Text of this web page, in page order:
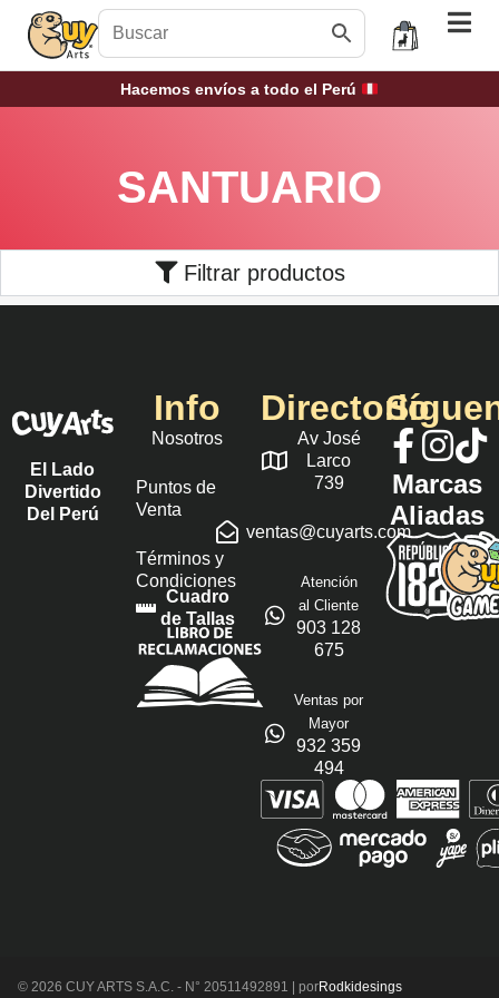
Hacemos envíos a todo el Perú
SANTUARIO
Filtrar productos
El Lado
Divertido
Del Perú
Info
Nosotros
Puntos de
Venta
Términos y
Condiciones
Cuadro
de Tallas
Directorio
Av José
Larco
739
ventas@cuyarts.com
Atención
al Cliente
903 128
675
Ventas por
Mayor
932 359
494
Marcas
Aliadas
© 2026 CUY ARTS S.A.C. - N° 20511492891 | porRodkidesings